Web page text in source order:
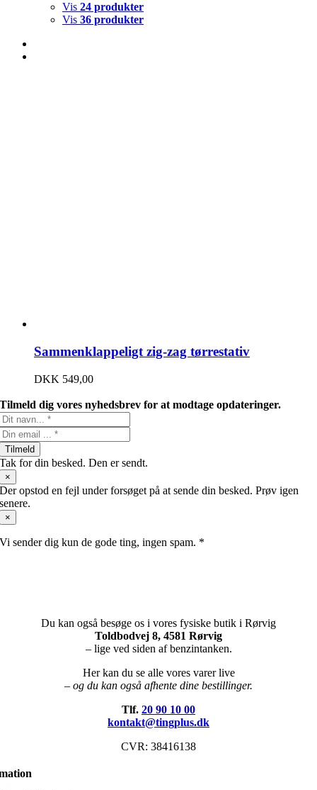
Vis 24 produkter
Vis 36 produkter
Sammenklappeligt zig-zag tørrestativ
DKK 549,00
Tilmeld dig vores nyhedsbrev for at modtage opdateringer.
Tilmeld
Tak for din besked. Den er sendt.
×
Der opstod en fejl under forsøget på at sende din besked. Prøv igen
senere.
×
Vi sender dig kun de gode ting, ingen spam. *
Du kan også besøge os i vores fysiske butik i Rørvig
Toldbodvej 8, 4581 Rørvig
– lige ved siden af benzintanken.
Her kan du se alle vores varer live
– og du kan også afhente dine bestillinger.
Tlf. 20 90 10 00
kontakt@tingplus.dk
CVR: 38416138